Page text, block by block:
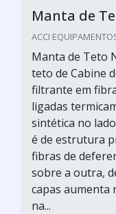
Manta de
ACCI
Manta de Teto
teto de Cabine
filtrante em
ligadas
sintética no
é de estrutura
fibras de
sobre a outra,
capas aumenta
na...